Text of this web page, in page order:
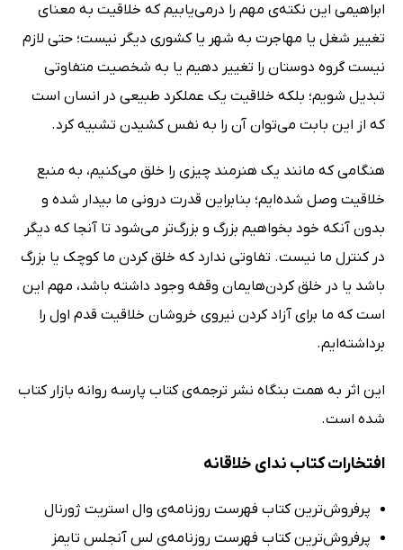
ابراهیمی این نکته‌ی مهم را درمی‌یابیم که خلاقیت به معنای
تغییر شغل یا مهاجرت به شهر یا کشوری دیگر نیست؛ حتی لازم
نیست گروه دوستان را تغییر دهیم یا به شخصیت متفاوتی
تبدیل شویم؛ بلکه خلاقیت یک عملکرد طبیعی در انسان است
که از این بابت می‌توان آن را به نفس کشیدن تشبیه کرد.
هنگامی که مانند یک هنرمند چیزی را خلق می‌کنیم، به منبع
خلاقیت وصل شده‌ایم؛ بنابراین قدرت درونی ما بیدار شده و
بدون آنکه خود بخواهیم بزرگ و بزرگ‌تر می‌شود تا آنجا که دیگر
در کنترل ما نیست. تفاوتی ندارد که خلق کردن ما کوچک یا بزرگ
باشد یا در خلق کردن‌هایمان وقفه وجود داشته باشد، مهم این
است که ما برای آزاد کردن نیروی خروشان خلاقیت قدم اول را
برداشته‌ایم.
این اثر به همت بنگاه نشر ترجمه‌ی کتاب پارسه روانه بازار کتاب
شده است.
افتخارات کتاب ندای خلاقانه
پرفروش‌ترین کتاب فهرست روزنامه‌ی وال استریت ژورنال
پرفروش‌ترین کتاب فهرست روزنامه‌ی لس آنجلس تایمز